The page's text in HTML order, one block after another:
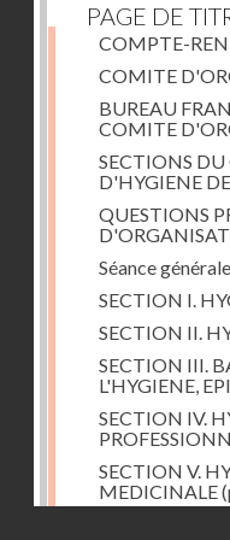
PAGE DE
COMPTE-
COMITE
BUREAU
COMITE
SECTIONS
D'HYGIENE
QUESTIONS
Séance
SECTION I.
SECTION II.
SECTION III.
L'HYGIENE,
SECTION IV.
SECTION V.
MEDICINALE